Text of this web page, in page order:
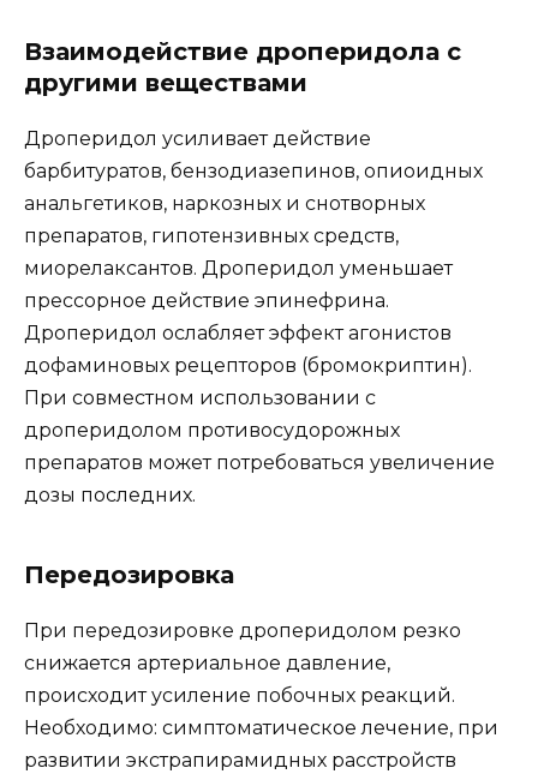
Взаимодействие дроперидола с
другими веществами
Дроперидол усиливает действие
барбитуратов, бензодиазепинов, опиоидных
анальгетиков, наркозных и снотворных
препаратов, гипотензивных средств,
миорелаксантов. Дроперидол уменьшает
прессорное действие эпинефрина.
Дроперидол ослабляет эффект агонистов
дофаминовых рецепторов (бромокриптин).
При совместном использовании с
дроперидолом противосудорожных
препаратов может потребоваться увеличение
дозы последних.
Передозировка
При передозировке дроперидолом резко
снижается артериальное давление,
происходит усиление побочных реакций.
Необходимо: симптоматическое лечение, при
развитии экстрапирамидных расстройств